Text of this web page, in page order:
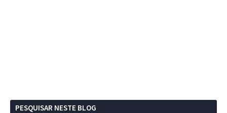
PESQUISAR NESTE BLOG